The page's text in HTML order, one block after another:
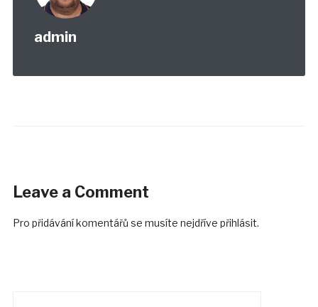
admin
Leave a Comment
Pro přidávání komentářů se musíte nejdříve přihlásit.